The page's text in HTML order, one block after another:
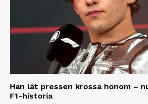
Han lät pressen krossa honom –
F1-historia